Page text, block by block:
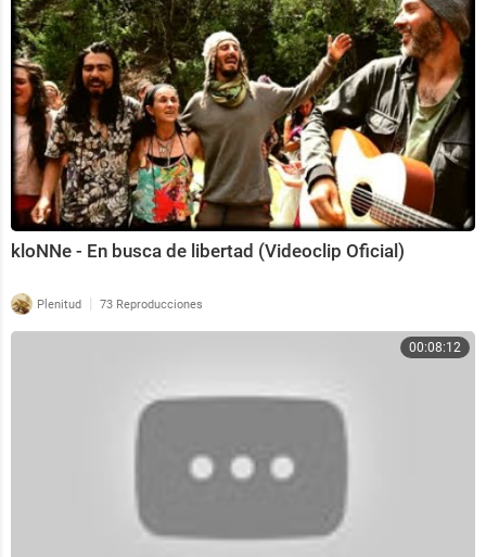
kloNNe - En busca de libertad (Videoclip Oficial)
Plenitud | 73 Reproducciones
00:08:12